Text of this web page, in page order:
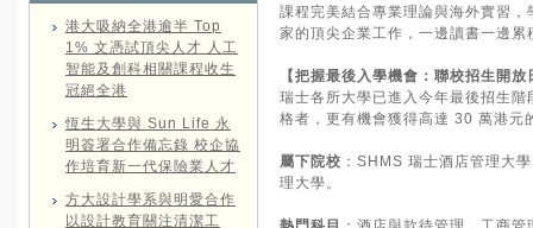
港大吸納全港逾半 Top
1% 文憑試頂尖人才 人工
智能及創科相關課程收生
冠絕全港
恆生大學與 Sun Life 永
明簽署合作備忘錄 校企協
作培育新一代保險業人才
方大設計學系與明愛合作
以設計教育關注清潔工
課程完美結合專業理論與海外實習
家的頂尖企業工作，一邊讀書一邊
【把握最後入學機會：聯校招生開放
瑞士各所大學已進入今年最後招生
格者，更有機會獲得高達 30 萬港元
屬下院校 ：SHMS 瑞士酒店管理大
理大學。